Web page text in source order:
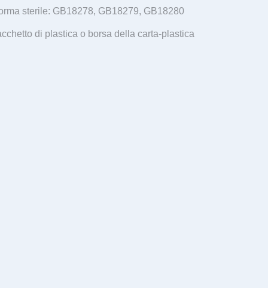
sterile: GB18278, GB18279, GB18280
di plastica o borsa della carta-plastica